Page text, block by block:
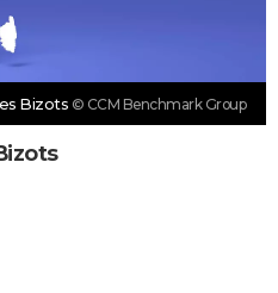
Bizots © CCM Benchmark Group